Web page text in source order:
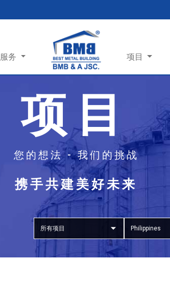
服务 项目
项目
您的想法 - 我们的挑战
携手共建美好未来
所有项目 Philippines